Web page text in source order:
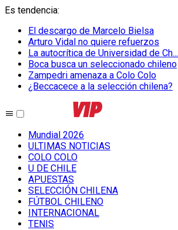
Es tendencia:
El descargo de Marcelo Bielsa
Arturo Vidal no quiere refuerzos
La autocrítica de Universidad de Ch...
Boca busca un seleccionado chileno
Zampedri amenaza a Colo Colo
¿Beccacece a la selección chilena?
Mundial 2026
ULTIMAS NOTICIAS
COLO COLO
U DE CHILE
APUESTAS
SELECCIÓN CHILENA
FÚTBOL CHILENO
INTERNACIONAL
TENIS